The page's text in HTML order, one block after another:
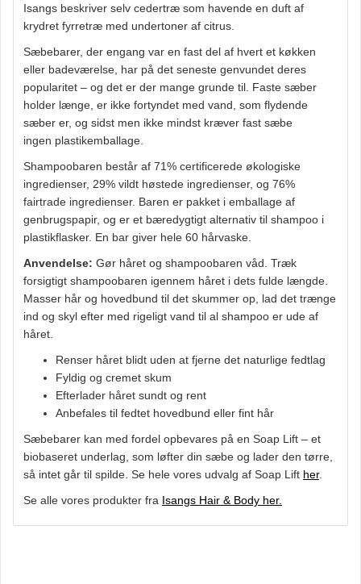
Isangs beskriver selv cedertræ som havende en duft af
krydret fyrretræ med undertoner af citrus.
Sæbebarer, der engang var en fast del af hvert et køkken
eller badeværelse, har på det seneste genvundet deres
popularitet – og det er der mange grunde til. Faste sæber
holder længe, er ikke fortyndet med vand, som flydende
sæber er, og sidst men ikke mindst kræver fast sæbe
ingen plastikemballage.
Shampoobaren består af 71% certificerede økologiske
ingredienser, 29% vildt høstede ingredienser, og 76%
fairtrade ingredienser. Baren er pakket i emballage af
genbrugspapir, og er et bæredygtigt alternativ til shampoo i
plastikflasker. En bar giver hele 60 hårvaske.
Anvendelse: Gør håret og shampoobaren våd. Træk
forsigtigt shampoobaren igennem håret i dets fulde længde.
Masser hår og hovedbund til det skummer op, lad det trænge
ind og skyl efter med rigeligt vand til al shampoo er ude af
håret.
Renser håret blidt uden at fjerne det naturlige fedtlag
Fyldig og cremet skum
Efterlader håret sundt og rent
Anbefales til fedtet hovedbund eller fint hår
Sæbebarer kan med fordel opbevares på en Soap Lift – et
biobaseret underlag, som løfter din sæbe og lader den tørre,
så intet går til spilde. Se hele vores udvalg af Soap Lift her.
Se alle vores produkter fra Isangs Hair & Body her.